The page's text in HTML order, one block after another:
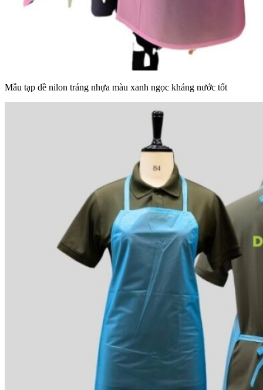
Mẫu tạp dề nilon tráng nhựa màu xanh ngọc kháng nước tốt